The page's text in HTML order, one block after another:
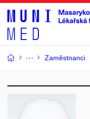
Zaměstnanci